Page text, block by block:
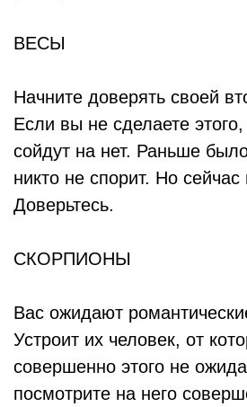
ВЕСЫ
Начните доверять своей
Если вы не сделаете
сойдут на нет. Раньше
никто не спорит. Но сейчас
Доверьтесь.
СКОРПИОНЫ
Вас ожидают
Устроит их человек, от
совершенно этого не
посмотрите на него